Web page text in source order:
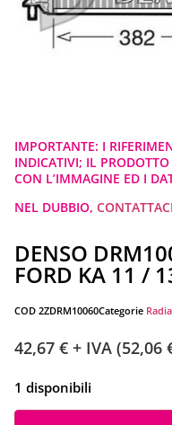
IMPORTANTE: I
INDICATIVI; IL PRODOTTO
CON L’IMMAGINE ED I
NEL DUBBIO, CONTATTACI
DENSO
FORD KA 11 /
COD 2ZDRM10060Categorie
42,67 € + IVA (52,06
1 disponibili